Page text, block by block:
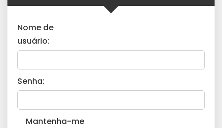
Nome de
usuário:
Senha:
Mantenha-me